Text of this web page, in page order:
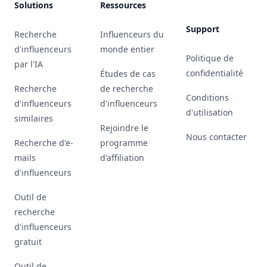
Solutions
Recherche
d'influenceurs
par l'IA
Recherche
d'influenceurs
similaires
Recherche d'e-
mails
d'influenceurs
Outil de
recherche
d'influenceurs
gratuit
Ressources
Influenceurs du
monde entier
Études de cas
de recherche
d'influenceurs
Rejoindre le
programme
d'affiliation
Support
Politique de
confidentialité
Conditions
d'utilisation
Nous contacter